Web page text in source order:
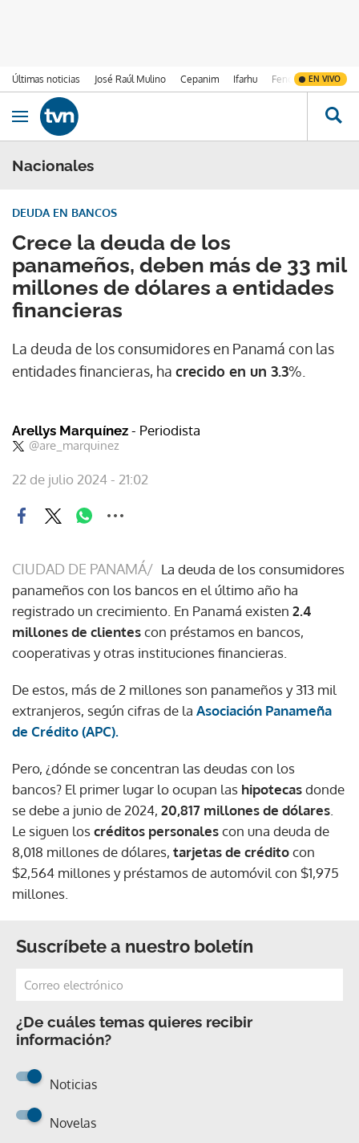
Últimas noticias José Raúl Mulino Cepanim Ifarhu Fenómeno de El
EN VIVO
Ir al contenido
Obrir navegació
Nacionales
Crece la deuda de los
panameños, deben más de 33 mil
millones de dólares a entidades
financieras
DEUDA EN BANCOS
La deuda de los consumidores en Panamá con las
entidades financieras, ha crecido en un 3.3%.
Arellys Marquínez - Periodista
@are_marquinez
22 de julio 2024 - 21:02
CIUDAD DE PANAMÁ/ La deuda de los consumidores
panameños con los bancos en el último año ha
registrado un crecimiento. En Panamá existen 2.4
millones de clientescon préstamos en bancos,
cooperativas y otras instituciones financieras.
De estos, más de 2 millones son panameños y 313 mil
extranjeros, según cifras de la Asociación Panameña
de Crédito (APC).
Pero, ¿dónde se concentran las deudas con los
bancos? El primer lugar lo ocupan las hipotecasdonde
se debe a junio de 2024, 20,817 millones de dólares
Le siguen loscréditos personalescon una deuda de
8,018 millones de dólares, tarjetas de créditocon
$2,564 millones y préstamos de automóvil con $1,975
millones.
Suscríbete a nuestro boletín
¿De cuáles temas quieres recibir
información?
Noticias
Novelas